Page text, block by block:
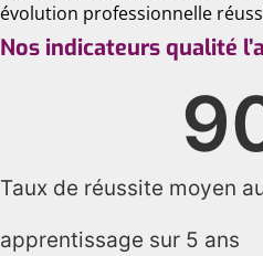
évolution professionnelle
Nos indicateurs qualité
Taux de réussite moyen
apprentissage sur 5 ans